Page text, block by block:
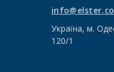
Україна, м.
120/1